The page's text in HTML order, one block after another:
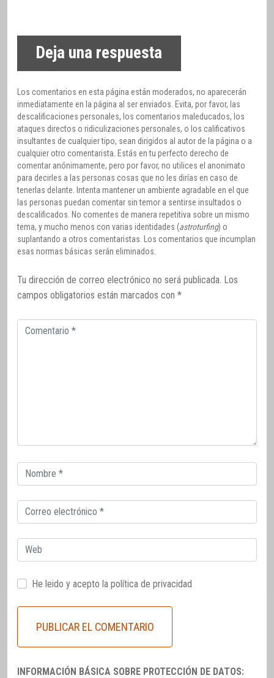
Deja una respuesta
Los comentarios en esta página están moderados, no aparecerán
inmediatamente en la página al ser enviados. Evita, por favor, las
descalificaciones personales, los comentarios maleducados, los
ataques directos o ridiculizaciones personales, o los calificativos
insultantes de cualquier tipo, sean dirigidos al autor de la página o a
cualquier otro comentarista. Estás en tu perfecto derecho de
comentar anónimamente, pero por favor, no utilices el anonimato
para decirles a las personas cosas que no les dirías en caso de
tenerlas delante. Intenta mantener un ambiente agradable en el que
las personas puedan comentar sin temor a sentirse insultados o
descalificados. No comentes de manera repetitiva sobre un mismo
tema, y mucho menos con varias identidades (astroturfing) o
suplantando a otros comentaristas. Los comentarios que incumplan
esas normas básicas serán eliminados.
Tu dirección de correo electrónico no será publicada. Los
campos obligatorios están marcados con *
Comentario
Correo
electrónico
Correo
electrónico
Web
He leido y acepto la política de privacidad
INFORMACIÓN BÁSICA SOBRE PROTECCIÓN DE DATOS: